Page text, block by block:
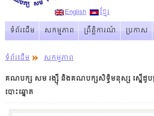
English
ខ្មែរ
ទំព័រដើម
សកម្មភាព ព្រឹត្ដិការណ៏ ប្រកាស
ទំព័រដើម
សកម្មភាព
គណបក្ស សម រង្ស៊ី និងគណបក្សសិទ្ធិមនុស្ស ស្នើជួប
បោះឆ្នោត